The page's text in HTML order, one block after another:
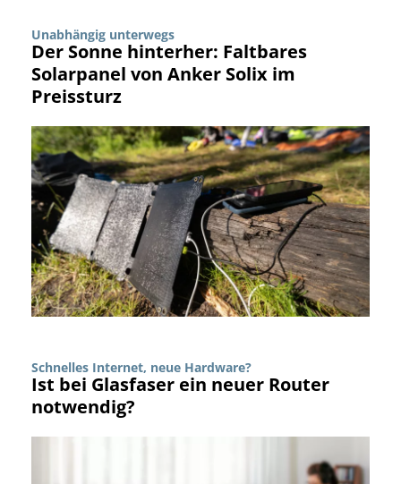
Unabhängig unterwegs
Der Sonne hinterher: Faltbares
Solarpanel von Anker Solix im
Preissturz
Schnelles Internet, neue Hardware?
Ist bei Glasfaser ein neuer Router
notwendig?